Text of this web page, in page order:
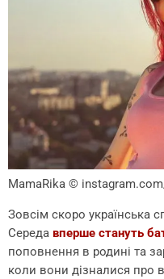
MamaRika ©
Зовсім скоро українська
Середа вперше стануть
поповнення в родині та
коли вони дізналися про